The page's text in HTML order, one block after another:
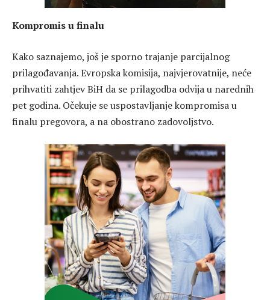
Kompromis u finalu
Kako saznajemo, još je sporno trajanje parcijalnog
prilagođavanja. Evropska komisija, najvjerovatnije, neće
prihvatiti zahtjev BiH da se prilagodba odvija u narednih
pet godina. Očekuje se uspostavljanje kompromisa u
finalu pregovora, a na obostrano zadovoljstvo.